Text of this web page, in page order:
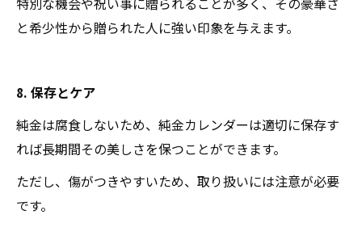
と希少性から贈られた人に強い印象を与えます。
8. 保存とケア
純金は腐食しないため、純金カレンダーは適切に保存す
れば長期間その美しさを保つことができます。
ただし、傷がつきやすいため、取り扱いには注意が必要
です。